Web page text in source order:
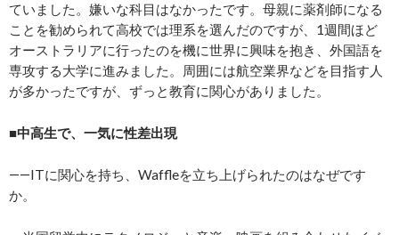
ていました。嫌いな科目はなかったです。母親に薬剤師になる
ことを勧められて高校では理系を選んだのですが、1週間ほど
オーストラリアに行ったのを機に世界に興味を抱き、外国語を
専攻する大学に進みました。周囲には航空業界などを目指す人
が多かったですが、ずっと教育に関心がありました。
■中高生で、一気に性差出現
――ITに関心を持ち、Waffleを立ち上げられたのはなぜです
か。